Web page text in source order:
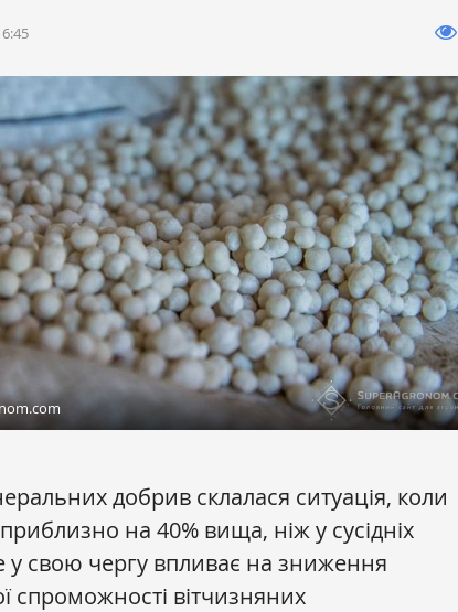
добрив склалася ситуація, коли
на 40% вища, ніж у сусідніх
у свою чергу впливає на зниження
спроможності вітчизняних